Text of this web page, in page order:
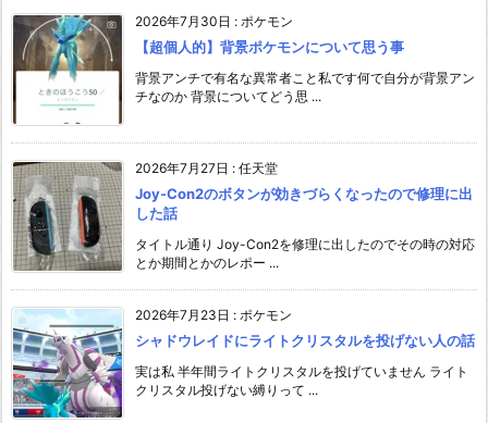
2026年7月30日 : ポケモン
【超個人的】背景ポケモンについて思う事
背景アンチで有名な異常者こと私です何で自分が背景アン
チなのか 背景についてどう思 ...
2026年7月27日 : 任天堂
Joy-Con2のボタンが効きづらくなったので修理に出
した話
タイトル通り Joy-Con2を修理に出したのでその時の対応
とか期間とかのレポー ...
2026年7月23日 : ポケモン
シャドウレイドにライトクリスタルを投げない人の話
実は私 半年間ライトクリスタルを投げていません ライト
クリスタル投げない縛りって ...